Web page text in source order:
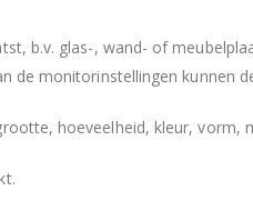
b.v. glas-, wand- of
de monitorinstellingen kunnen
hoeveelheid, kleur,